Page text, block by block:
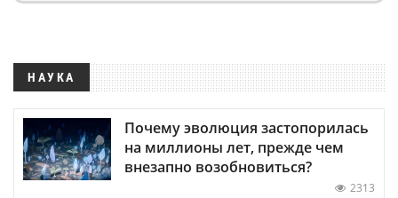
НАУКА
Почему эволюция застопорилась
на миллионы лет, прежде чем
внезапно возобновиться?
2313